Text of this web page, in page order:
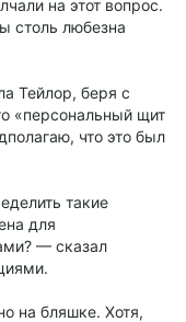
на этот вопрос.
столь любезна
Тейлор, беря с
«персональный щит
что это был
такие
для
— сказал
на бляшке. Хотя,